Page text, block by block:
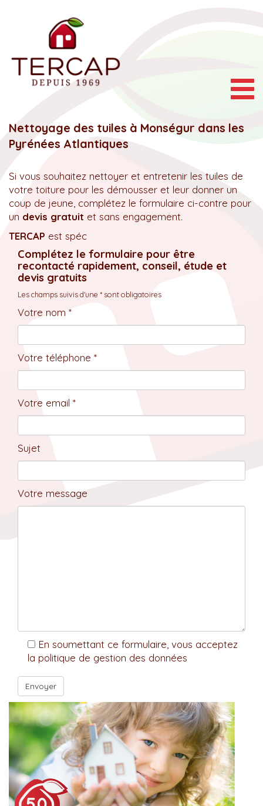
Nettoyage des tuiles à Monségur dans les
Pyrénées Atlantiques
Si vous souhaitez nettoyer et entretenir les tuiles de
votre toiture pour les démousser et leur donner un
coup de jeune, complétez le formulaire ci-contre pour
un devis gratuit et sans engagement.
TERCAP est spéc
Complétez le formulaire pour être
recontacté rapidement, conseil, étude et
devis gratuits
Les champs suivis d'une * sont obligatoires
Votre nom *
Votre téléphone *
Votre email *
Sujet
Votre message
En soumettant ce formulaire, vous acceptez
la politique de gestion des données